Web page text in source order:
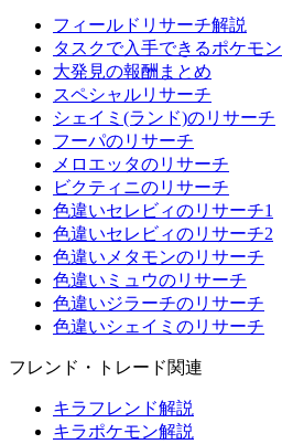
フィールドリサーチ解説
タスクで入手できるポケモン
大発見の報酬まとめ
スペシャルリサーチ
シェイミ(ランド)のリサーチ
フーパのリサーチ
メロエッタのリサーチ
ビクティニのリサーチ
色違いセレビィのリサーチ1
色違いセレビィのリサーチ2
色違いメタモンのリサーチ
色違いミュウのリサーチ
色違いジラーチのリサーチ
色違いシェイミのリサーチ
フレンド・トレード関連
キラフレンド解説
キラポケモン解説